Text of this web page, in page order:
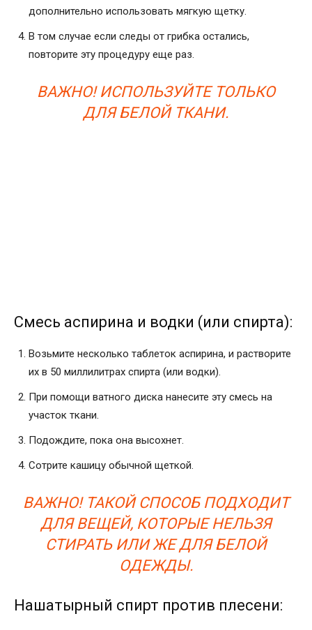
дополнительно использовать мягкую щетку.
В том случае если следы от грибка остались,
повторите эту процедуру еще раз.
ВАЖНО! ИСПОЛЬЗУЙТЕ ТОЛЬКО
ДЛЯ БЕЛОЙ ТКАНИ.
Смесь аспирина и водки (или спирта):
Возьмите несколько таблеток аспирина, и растворите
их в 50 миллилитрах спирта (или водки).
При помощи ватного диска нанесите эту смесь на
участок ткани.
Подождите, пока она высохнет.
Сотрите кашицу обычной щеткой.
ВАЖНО! ТАКОЙ СПОСОБ ПОДХОДИТ
ДЛЯ ВЕЩЕЙ, КОТОРЫЕ НЕЛЬЗЯ
СТИРАТЬ ИЛИ ЖЕ ДЛЯ БЕЛОЙ
ОДЕЖДЫ.
Нашатырный спирт против плесени: